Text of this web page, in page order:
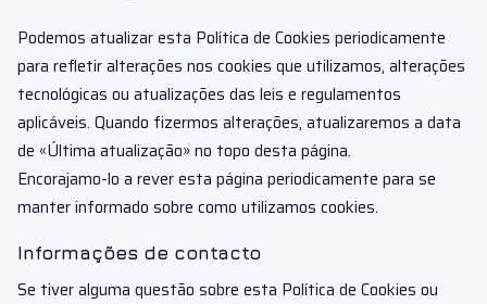
Podemos atualizar esta Política de Cookies periodicamente
para refletir alterações nos cookies que utilizamos, alterações
tecnológicas ou atualizações das leis e regulamentos
aplicáveis. Quando fizermos alterações, atualizaremos a data
de «Última atualização» no topo desta página.
Encorajamo-lo a rever esta página periodicamente para se
manter informado sobre como utilizamos cookies.
Informações de contacto
Se tiver alguma questão sobre esta Política de Cookies ou